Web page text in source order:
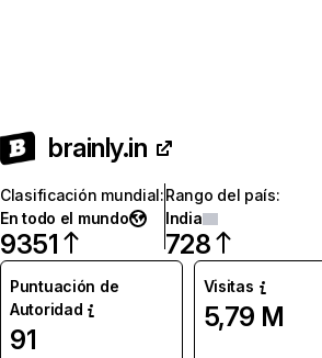
brainly.in
Clasificación mundial:
En todo el mundo
9351
Rango del país:
India
728
Puntuación de
Autoridad
91
Visitas
5,79 M